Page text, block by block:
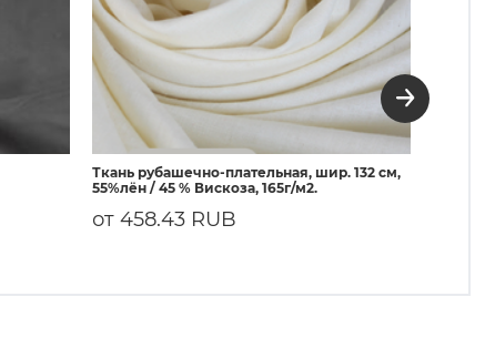
Ткань рубашечно-плательная, шир. 132 см,
55%лён / 45 % Вискоза, 165г/м2.
от 458.43 RUB